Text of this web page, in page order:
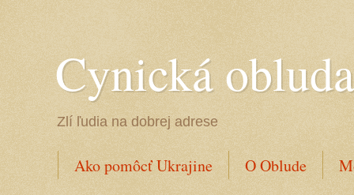
Cynická obluda
Zlí ľudia na dobrej adrese
Ako pomôcť Ukrajine O Oblude